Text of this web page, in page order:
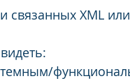
связанных XML